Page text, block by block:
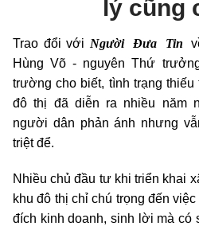
lý cũng
Trao đổi với Người Đưa Tin
Hùng Võ - nguyên Thứ
trường cho biết, tình trạng
đô thị đã diễn ra nhiều năm
người dân phản ánh nhưng
triệt để.
Nhiều chủ đầu tư khi triển khai
khu đô thị chỉ chú trọng đến
đích kinh doanh, sinh lời mà có